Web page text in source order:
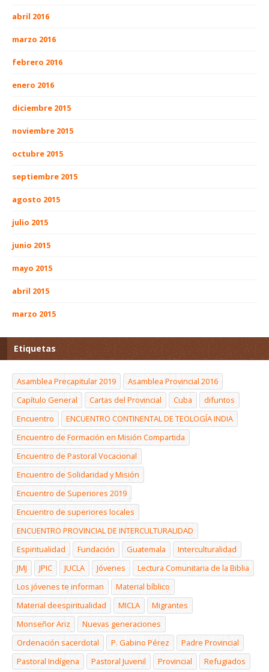
abril 2016
marzo 2016
febrero 2016
enero 2016
diciembre 2015
noviembre 2015
octubre 2015
septiembre 2015
agosto 2015
julio 2015
junio 2015
mayo 2015
abril 2015
marzo 2015
Etiquetas
Asamblea Precapitular 2019
Asamblea Provincial 2016
Capítulo General
Cartas del Provincial Cuba
difuntos
Encuentro
ENCUENTRO CONTINENTAL DE TEOLOGÍA INDIA
Encuentro de Formación en Misión Compartida
Encuentro de Pastoral Vocacional
Encuentro de Solidaridad y Misión
Encuentro de Superiores 2019
Encuentro de superiores locales
ENCUENTRO PROVINCIAL DE INTERCULTURALIDAD
Espiritualidad
Fundación Guatemala
Interculturalidad
JMJ
JPIC JUCLA Jóvenes
Lectura Comunitaria de la Biblia
Los jóvenes te informan
Material bíblico
Material deespiritualidad
MICLA
Migrantes
Monseñor Ariz
Nuevas generaciones
Ordenación sacerdotal
P. Gabino Pérez
Padre Provincial
Pastoral Indígena
Pastoral Juvenil Provincial
Refugiados